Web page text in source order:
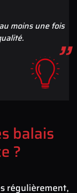
moins une fois
balais
?
régulièrement,